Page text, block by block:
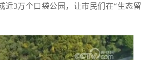
3万个口袋公园，让市民们在“生态留